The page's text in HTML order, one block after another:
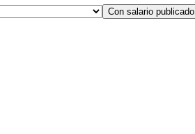
Con salario publicado